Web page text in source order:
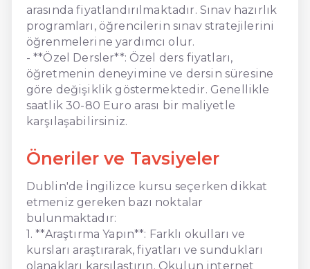
arasında fiyatlandırılmaktadır. Sınav hazırlık
programları, öğrencilerin sınav stratejilerini
öğrenmelerine yardımcı olur.
- **Özel Dersler**: Özel ders fiyatları,
öğretmenin deneyimine ve dersin süresine
göre değişiklik göstermektedir. Genellikle
saatlik 30-80 Euro arası bir maliyetle
karşılaşabilirsiniz.
Öneriler ve Tavsiyeler
Dublin'de İngilizce kursu seçerken dikkat
etmeniz gereken bazı noktalar
bulunmaktadır:
1. **Araştırma Yapın**: Farklı okulları ve
kursları araştırarak, fiyatları ve sundukları
olanakları karşılaştırın. Okulun internet